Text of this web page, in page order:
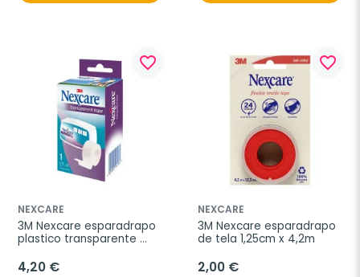
favorite_border
NEXCARE
3M Nexcare esparadrapo
plastico transparente
portarrollo
4,20 €
favorite_border
NEXCARE
3M Nexcare esparadrapo
de tela 1,25cm x 4,2m
2,00 €